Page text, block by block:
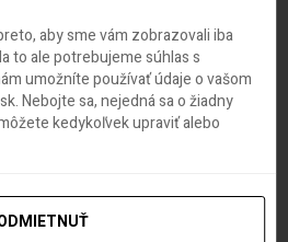
lety alebo
lietanie medzi
bude pribúdať
aby sme vám zobrazovali iba
to ale potrebujeme súhlas s
umožníte používať údaje o vašom
Nebojte sa, nejedná sa o žiadny
kedykoľvek upraviť alebo